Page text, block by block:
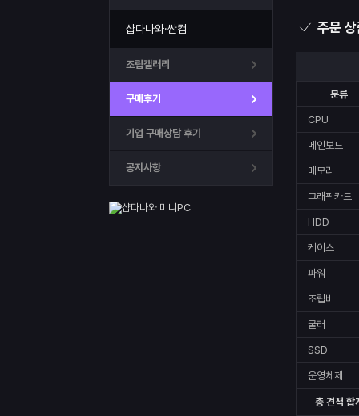
샵다나와·싼컴
조립갤러리
구매후기
기업 구매상담 후기
공지사항
주문
분류
CPU
메인보드
메모리
그래픽카드
HDD
케이스
파워
조립비
쿨러
SSD
운영체제
총 견적 합